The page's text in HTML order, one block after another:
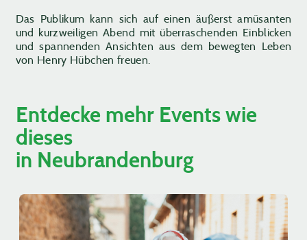
Das Publikum kann sich auf einen äußerst amüsanten
und kurzweiligen Abend mit überraschenden Einblicken
und spannenden Ansichten aus dem bewegten Leben
von Henry Hübchen freuen.
Entdecke mehr Events wie
dieses
in Neubrandenburg